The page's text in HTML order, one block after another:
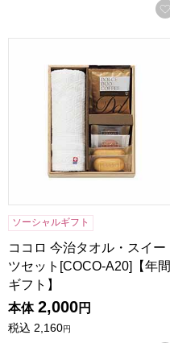
ソーシャルギフト
ココロ 今治タオル・スイー
ツセット[COCO-A20]【年間
ギフト】
本体 2,000円
税込 2,160円